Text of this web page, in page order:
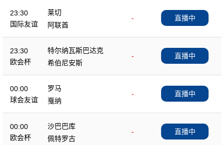
23:30
国际友谊
莱切
-
阿联酋
直播中
23:30
欧会杯
特尔纳瓦斯巴达克
-
希伯尼安斯
直播中
00:00
球会友谊
罗马
-
戛纳
直播中
00:00
欧会杯
沙巴巴库
-
佩特罗古
直播中